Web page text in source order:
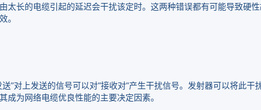
太长的电缆引起的延迟会干扰该定时。这两种错误都有可能导致硬
。
”对上发送的信号可以对“接收对”产生干扰信号。发射器可以将此
成为网络电缆优良性能的主要决定因素。